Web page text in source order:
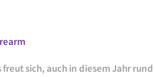
freut sich, auch in diesem Jahr